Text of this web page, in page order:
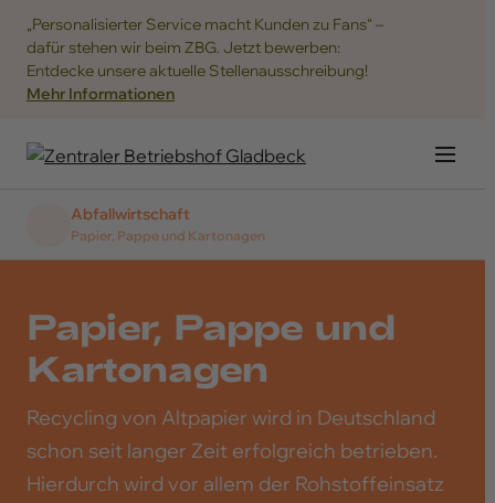
„Personalisierter Service macht Kunden zu Fans“ –
dafür stehen wir beim ZBG. Jetzt bewerben:
Entdecke unsere aktuelle Stellenausschreibung!
Mehr Informationen
Abfallwirtschaft
Papier, Pappe und Kartonagen
Übersicht
Abfallarten
Informationen
Papier, Pappe und
Kartonagen
Recycling von Altpapier wird in Deutschland
schon seit langer Zeit erfolgreich betrieben.
Hierdurch wird vor allem der Rohstoffeinsatz